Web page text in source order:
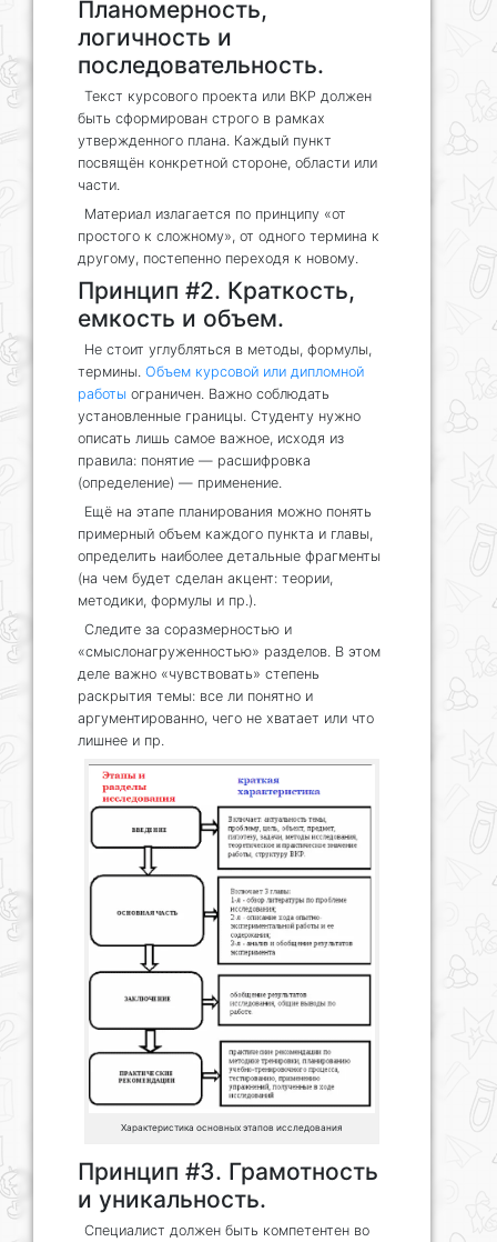
Планомерность,
логичность и
последовательность.
Текст курсового проекта или ВКР должен
быть сформирован строго в рамках
утвержденного плана. Каждый пункт
посвящён конкретной стороне, области или
части.
Материал излагается по принципу «от
простого к сложному», от одного термина к
другому, постепенно переходя к новому.
Принцип #2. Краткость,
емкость и объем.
Не стоит углубляться в методы, формулы,
термины. Объем курсовой или дипломной
работы ограничен. Важно соблюдать
установленные границы. Студенту нужно
описать лишь самое важное, исходя из
правила: понятие — расшифровка
(определение) — применение.
Ещё на этапе планирования можно понять
примерный объем каждого пункта и главы,
определить наиболее детальные фрагменты
(на чем будет сделан акцент: теории,
методики, формулы и пр.).
Следите за соразмерностью и
«смыслонагруженностью» разделов. В этом
деле важно «чувствовать» степень
раскрытия темы: все ли понятно и
аргументированно, чего не хватает или что
лишнее и пр.
Характеристика основных этапов исследования
Принцип #3. Грамотность
и уникальность.
Специалист должен быть компетентен во